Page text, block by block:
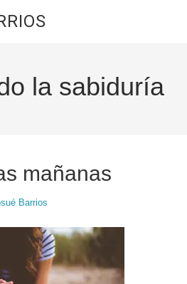
la sabiduría
mañanas
Barrios